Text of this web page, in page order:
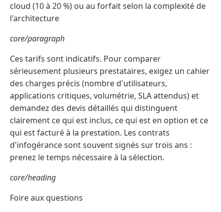
cloud (10 à 20 %) ou au forfait selon la complexité de
l'architecture
core/paragraph
Ces tarifs sont indicatifs. Pour comparer
sérieusement plusieurs prestataires, exigez un cahier
des charges précis (nombre d'utilisateurs,
applications critiques, volumétrie, SLA attendus) et
demandez des devis détaillés qui distinguent
clairement ce qui est inclus, ce qui est en option et ce
qui est facturé à la prestation. Les contrats
d'infogérance sont souvent signés sur trois ans :
prenez le temps nécessaire à la sélection.
core/heading
Foire aux questions